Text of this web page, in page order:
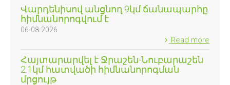
Վարդենիսով անցնող 9կմ ճանապարհը
հիմնանորոգվում է
06-08-2026
Read more
Հայտարարվել է Ջրաշեն-Նուբարաշեն
2.1կմ հատվածի հիմնանորոգման
մրցույթ